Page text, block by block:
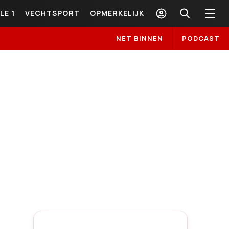
1 VECHTSPORT OPMERKELIJK
NET BINNEN PODCAST